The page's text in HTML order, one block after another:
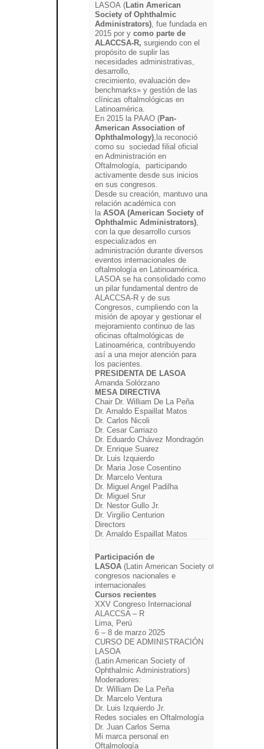
LASOA (Latin American
Society of Ophthalmic
Administrators), fue fundada en
2015 por y como parte de
ALACCSA-R, surgiendo con el
propósito de suplir las
necesidades administrativas,
desarrollo,
crecimiento, evaluación de»
benchmarks» y gestión de las
clínicas oftalmológicas en
Latinoamérica.
En 2015 la PAAO (Pan-
American Association of
Ophthalmology),la reconoció
como su sociedad filial oficial
en Administración en
Oftalmología, participando
activamente desde sus inicios
en sus congresos.
Desde su creación, mantuvo una
relación académica con
la ASOA (American Society of
Ophthalmic Administrators),
con la que desarrollo cursos
especializados en
administración durante diversos
eventos internacionales de
oftalmología en Latinoamérica.
LASOA se ha consolidado como
un pilar fundamental dentro de
ALACCSA-R y de sus
Congresos, cumpliendo con la
misión de apoyar y gestionar el
mejoramiento continuo de las
oficinas oftalmológicas de
Latinoamérica, contribuyendo
así a una mejor atención para
los pacientes.
PRESIDENTA DE LASOA
Amanda Solórzano
MESA DIRECTIVA
Chair Dr. William De La Peña
Dr. Arnaldo Espaillat Matos
Dr. Carlos Nicoli
Dr. Cesar Carriazo
Dr. Eduardo Chávez Mondragón
Dr. Enrique Suarez
Dr. Luis Izquierdo
Dr. Maria Jose Cosentino
Dr. Marcelo Ventura
Dr. Miguel Angel Padilha
Dr. Miguel Srur
Dr. Nestor Gullo Jr.
Dr. Virgilio Centurion
Directors
Dr. Arnaldo Espaillat Matos
Participación de
LASOA (Latin American Society of Ophthalmic
congresos nacionales e
internacionales
Cursos recientes
XXV Congreso Internacional
ALACCSA – R
Lima, Perú
6 – 8 de marzo 2025
CURSO DE ADMINISTRACIÓN
LASOA
(Latin American Society of
Ophthalmic Administratiors)
Moderadores:
Dr. William De La Peña
Dr. Marcelo Ventura
Dr. Luis Izquierdo Jr.
Redes sociales en Oftalmología
Dr. Juan Carlos Serna
Mi marca personal en
Oftalmología